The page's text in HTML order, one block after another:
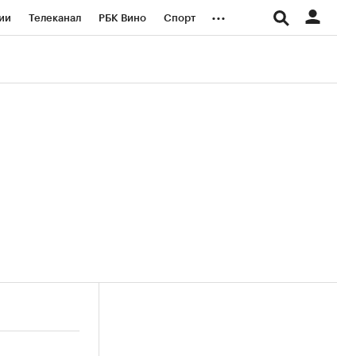
Телеканал РБК Вино Спорт ...